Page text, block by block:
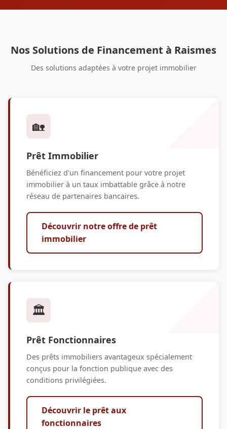
Nos Solutions de Financement à Raismes
Des solutions adaptées à votre projet immobilier
🏡
Prêt Immobilier
Bénéficiez d'un financement pour votre projet
immobilier à un taux imbattable grâce à notre
réseau de partenaires bancaires.
Découvrir notre offre de prêt
immobilier
🏛️
Prêt Fonctionnaires
Des prêts immobiliers avantageux spécialement
conçus pour la fonction publique avec des
conditions privilégiées.
Découvrir le prêt aux
fonctionnaires